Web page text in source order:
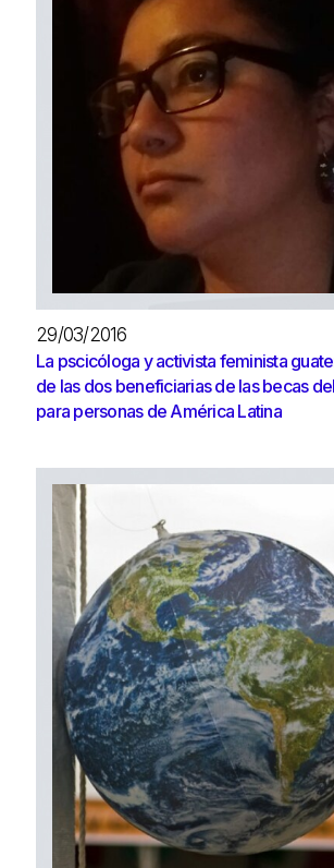
29/03/2016
La pscicóloga y activista feminista
de las dos beneficiarias de las becas
para personas de América Latina